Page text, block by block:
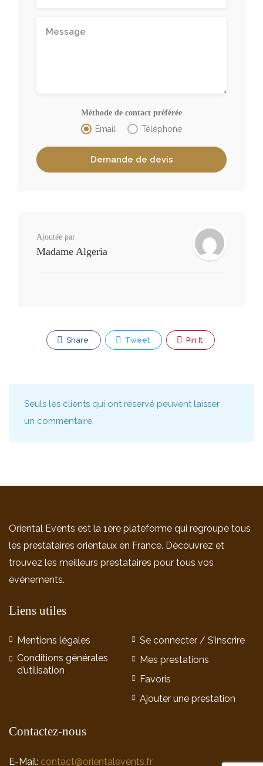
Méthode de contact préférée
Email Téléphone
Ajoutée par
Madame Algeria
Share Tweet Pin It
Seuls les clients qui ont réservé peuvent laisser
un commentaire.
Oriental Events est la 1ère plateforme qui regroupe tous
les prestataires orientaux en France. Découvrez et
trouvez les meilleurs prestataires pour tous vos
événements.
Liens utiles
Mentions légales
Conditions générales
d’utilisation
Se connecter / S’inscrire
Mes prestations
Favoris
Ajouter une prestation
Contactez-nous
E-Mail: contact@orientalevents.fr